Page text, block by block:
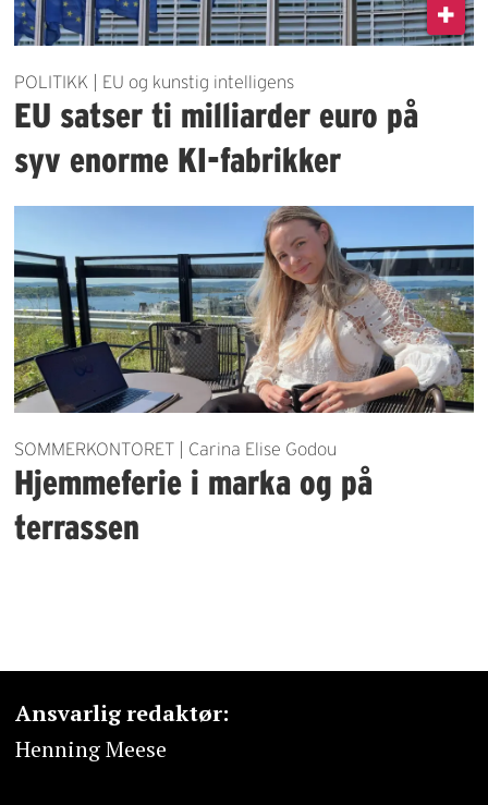
POLITIKK | EU og kunstig intelligens
EU satser ti milliarder euro på
syv enorme KI-fabrikker
SOMMERKONTORET | Carina Elise Godou
Hjemmeferie i marka og på
terrassen
Ansvarlig redaktør:
Henning Meese